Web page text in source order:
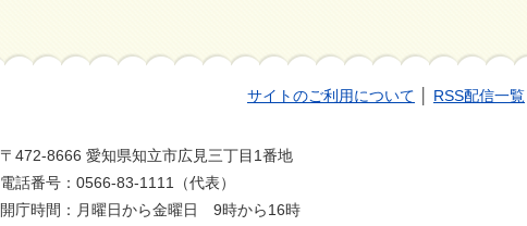
サイトのご利用について RSS配信一覧
〒472-8666 愛知県知立市広見三丁目1番地
電話番号：0566-83-1111（代表）
開庁時間：月曜日から金曜日 9時から16時